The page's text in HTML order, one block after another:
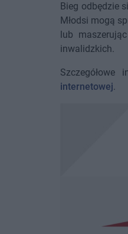
Bieg odbędzie
Młodsi mogą
lub
inwalidzkich.
internetowej.